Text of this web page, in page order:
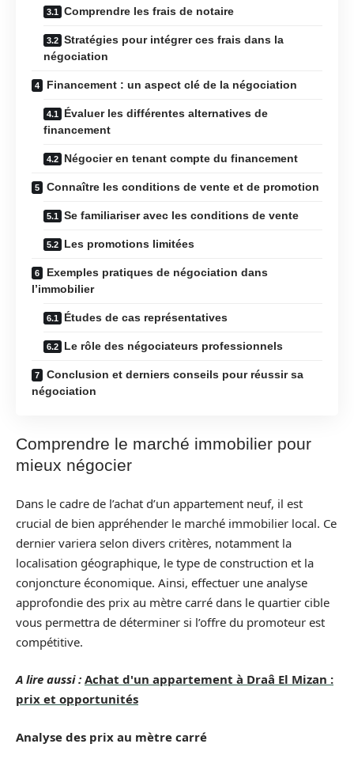
Comprendre les frais de notaire
Stratégies pour intégrer ces frais dans la
négociation
Financement : un aspect clé de la négociation
Évaluer les différentes alternatives de
financement
Négocier en tenant compte du financement
Connaître les conditions de vente et de promotion
Se familiariser avec les conditions de vente
Les promotions limitées
Exemples pratiques de négociation dans
l’immobilier
Études de cas représentatives
Le rôle des négociateurs professionnels
Conclusion et derniers conseils pour réussir sa
négociation
Comprendre le marché immobilier pour
mieux négocier
Dans le cadre de l’achat d’un appartement neuf, il est
crucial de bien appréhender le marché immobilier local. Ce
dernier variera selon divers critères, notamment la
localisation géographique, le type de construction et la
conjoncture économique. Ainsi, effectuer une analyse
approfondie des prix au mètre carré dans le quartier cible
vous permettra de déterminer si l’offre du promoteur est
compétitive.
A lire aussi : Achat d'un appartement à Draâ El Mizan :
prix et opportunités
Analyse des prix au mètre carré